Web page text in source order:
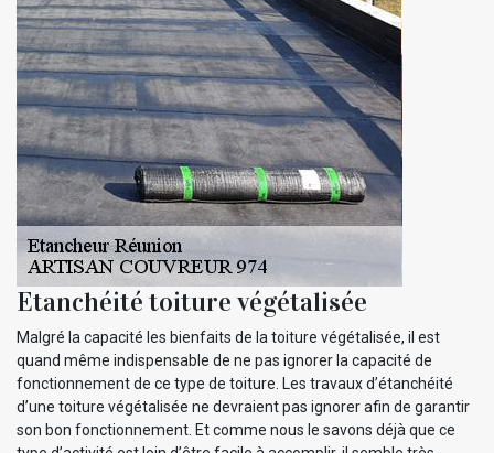
Etanchéité toiture végétalisée
Malgré la capacité les bienfaits de la toiture végétalisée, il est
quand même indispensable de ne pas ignorer la capacité de
fonctionnement de ce type de toiture. Les travaux d’étanchéité
d’une toiture végétalisée ne devraient pas ignorer afin de garantir
son bon fonctionnement. Et comme nous le savons déjà que ce